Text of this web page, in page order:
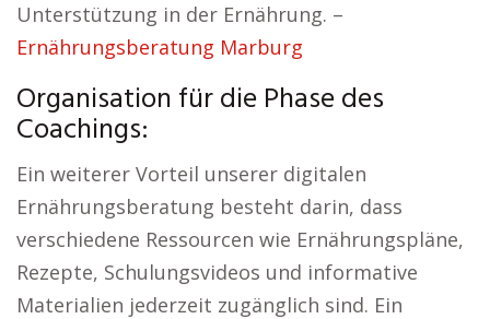
Unterstützung in der Ernährung. –
Ernährungsberatung Marburg
Organisation für die Phase des
Coachings:
Ein weiterer Vorteil unserer digitalen
Ernährungsberatung besteht darin, dass
verschiedene Ressourcen wie Ernährungspläne,
Rezepte, Schulungsvideos und informative
Materialien jederzeit zugänglich sind. Ein